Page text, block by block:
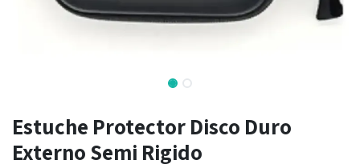
Estuche Protector Disco Duro
Externo Semi Rigido